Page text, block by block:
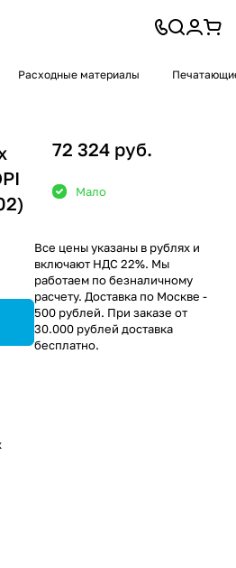
Расходные материалы
72 324 руб.
Мало
Все цены указаны в рублях и
включают НДС 22%. Мы
работаем по безналичному
расчету. Доставка по Москве -
500 рублей. При заказе от
30.000 рублей доставка
бесплатно.